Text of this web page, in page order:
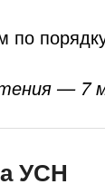
по
— 7
УСН